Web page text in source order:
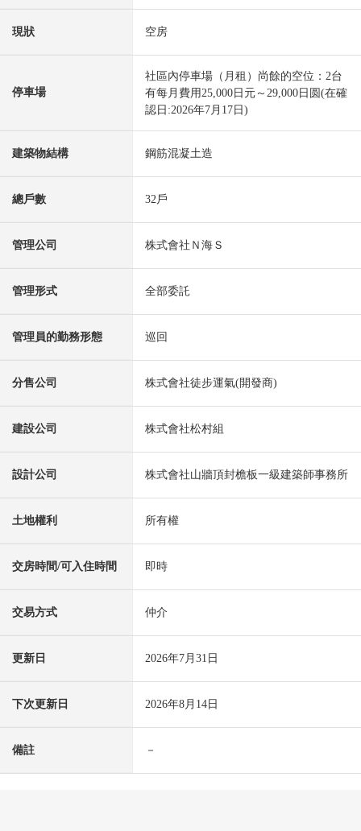
現狀 空房
停車場
社區內停車場（月租）尚餘的空位：2台
有每月費用25,000日元～29,000日圆(在確
認日:2026年7月17日)
建築物結構 鋼筋混凝土造
總戶數 32戶
管理公司 株式會社Ｎ海Ｓ
管理形式 全部委託
管理員的勤務形態 巡回
分售公司 株式會社徒步運氣(開發商)
建設公司 株式會社松村組
設計公司 株式會社山牆頂封檐板一級建築師事務所
土地權利 所有權
交房時間/可入住時間 即時
交易方式 仲介
更新日 2026年7月31日
下次更新日 2026年8月14日
備註 －